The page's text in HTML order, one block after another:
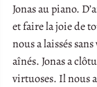
Jonas au piano.
et faire la joie de
nous a laissés
aînés. Jonas a
virtuoses. Il nous